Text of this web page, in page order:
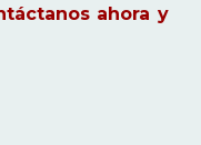
ahora y